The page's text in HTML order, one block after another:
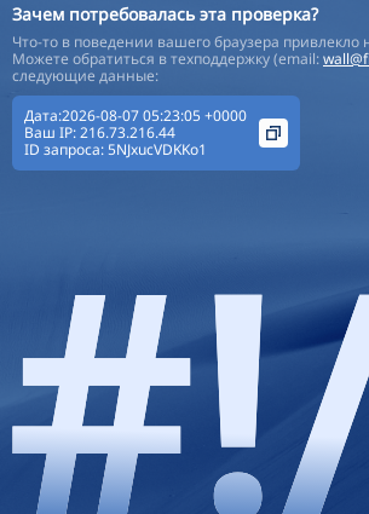
Зачем потребовалась эта проверка?
Что-то в поведении вашего браузера
Можете обратиться в техподдержку (email:
следующие данные:
Дата:2026-08-07 05:23:05 +0000
Ваш IP:216.73.216.44
ID запроса:5NJxucVDKKo1